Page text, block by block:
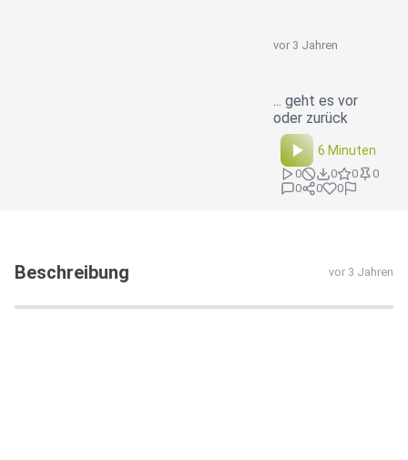
vor 3 Jahren
... geht es vor
oder zurück
6 Minuten
0 0 0
0
0
0 0
Beschreibung vor 3 Jahren